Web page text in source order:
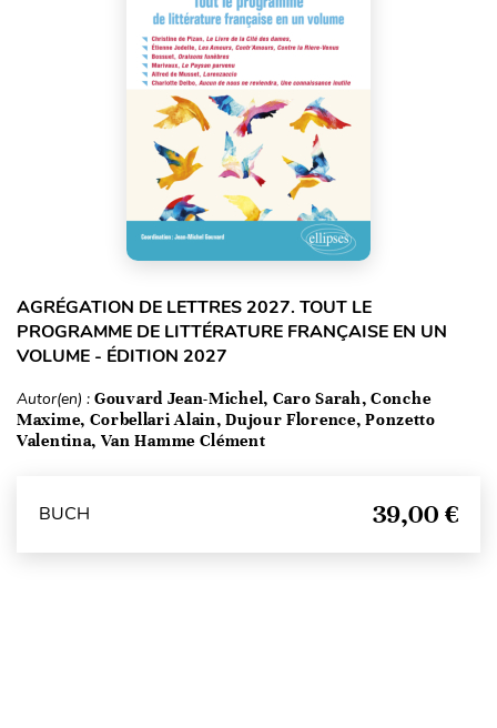
AGRÉGATION DE LETTRES 2027. TOUT LE
PROGRAMME DE LITTÉRATURE FRANÇAISE EN UN
VOLUME - ÉDITION 2027
Autor(en) : Gouvard Jean-Michel, Caro Sarah, Conche
Maxime, Corbellari Alain, Dujour Florence, Ponzetto
Valentina, Van Hamme Clément
BUCH 39,00 €